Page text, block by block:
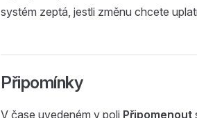
systém zeptá, jestli změnu chcete
Připomínky
V čase uvedeném v poli Připomenout